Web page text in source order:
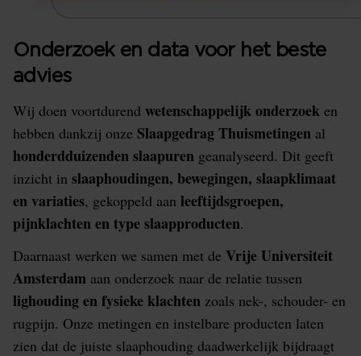
Onderzoek en data voor het beste
advies
Wij doen voortdurend wetenschappelijk onderzoek en
hebben dankzij onze Slaapgedrag Thuismetingen al
honderdduizenden slaapuren geanalyseerd. Dit geeft
inzicht in slaaphoudingen, bewegingen, slaapklimaat
en variaties, gekoppeld aan leeftijdsgroepen,
pijnklachten en type slaapproducten.
Daarnaast werken we samen met de Vrije Universiteit
Amsterdam aan onderzoek naar de relatie tussen
lighouding en fysieke klachten zoals nek-, schouder- en
rugpijn. Onze metingen en instelbare producten laten
zien dat de juiste slaaphouding daadwerkelijk bijdraagt